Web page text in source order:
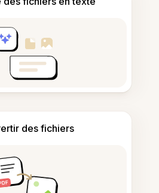
des fichiers